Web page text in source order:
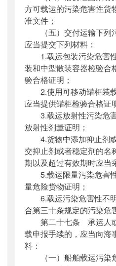
方可载运的污染危害性货
准文件；
（五）交付运输下列
应当提交下列材料：
1.载运包装污染危害
装和中型散装容器检验合
验合格证明；
2.使用可移动罐柜装载
应当提供罐柜检验合格证
3.载运放射性污染危
放射性剂量证明；
4.货物中添加抑止剂
交抑止剂或者稳定剂的名
期以及超过有效期时应当
5.载运限量污染危害
量危险货物证明；
6.载运污染危害性不
合第三十条规定的污染危
第二十七条 承运人或
载申报手续的，应当向海
料：
（一）船舶载运污染